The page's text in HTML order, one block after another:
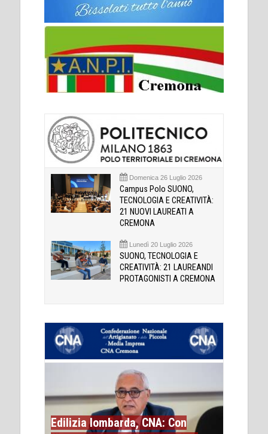
Domenica 26 Luglio 2026
Campus Polo SUONO,
TECNOLOGIA E CREATIVITÀ:
21 NUOVI LAUREATI A
CREMONA
Lunedì 20 Luglio 2026
SUONO, TECNOLOGIA E
CREATIVITÀ: 21 LAUREANDI
PROTAGONISTI A CREMONA
Edilizia lombarda, CNA: Con